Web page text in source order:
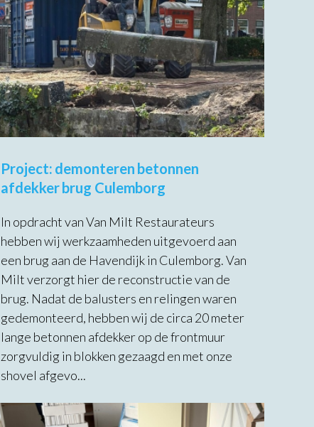
Project: demonteren betonnen
afdekker brug Culemborg
In opdracht van Van Milt Restaurateurs
hebben wij werkzaamheden uitgevoerd aan
een brug aan de Havendijk in Culemborg. Van
Milt verzorgt hier de reconstructie van de
brug. Nadat de balusters en relingen waren
gedemonteerd, hebben wij de circa 20 meter
lange betonnen afdekker op de frontmuur
zorgvuldig in blokken gezaagd en met onze
shovel afgevo...